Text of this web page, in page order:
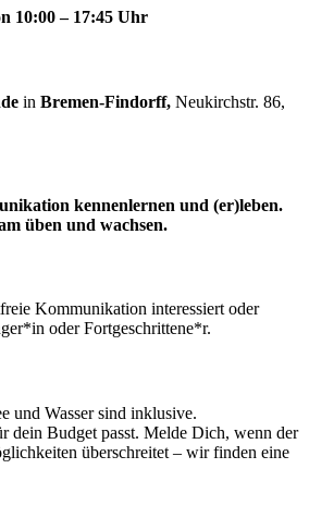
10:00 – 17:45 Uhr
in Bremen-Findorff, Neukirchstr. 86,
kennenlernen und (er)leben.
üben und wachsen.
Kommunikation interessiert oder
oder Fortgeschrittene*r.
und Wasser sind inklusive.
dein Budget passt. Melde Dich, wenn der
überschreitet – wir finden eine